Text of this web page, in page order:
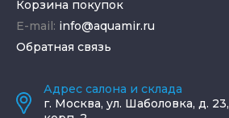
Корзина покупок
E-mail: info@aquamir.ru
Обратная связь
Адрес салона и склада
г. Москва, ул. Шаболовка, д. 23,